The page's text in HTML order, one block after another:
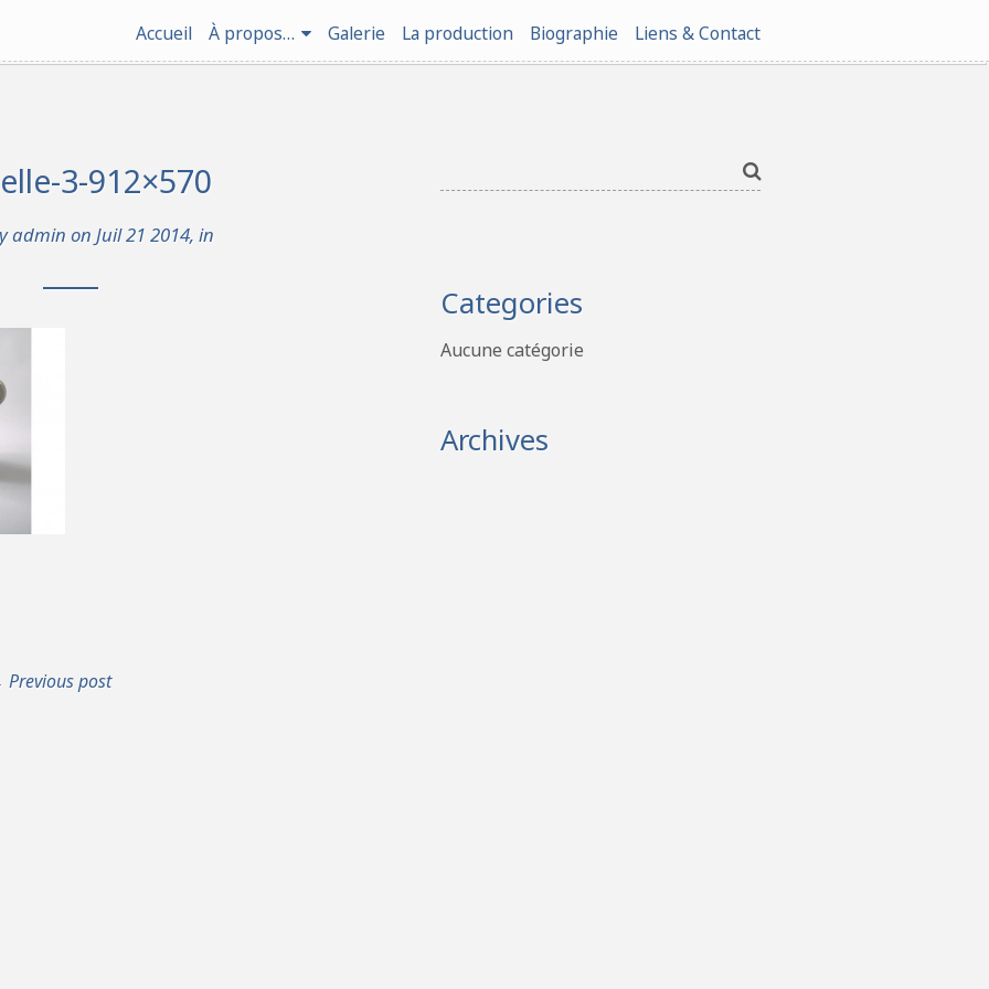
Accueil À propos… Galerie La production Biographie Liens & Contact
3-912×570
admin on Juil 21 2014, in
post
Categories
Aucune catégorie
Archives